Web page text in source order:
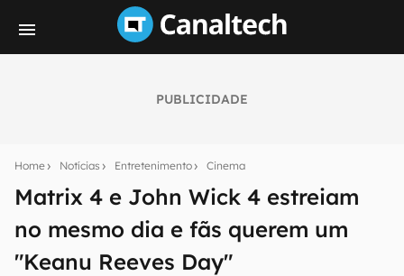
PUBLICIDADE
Home Notícias Entretenimento Cinema
Matrix 4 e John Wick 4 estreiam
no mesmo dia e fãs querem um
"Keanu Reeves Day"
notícias e reviews sobre tecnologia em primeira
mão.
E-mail